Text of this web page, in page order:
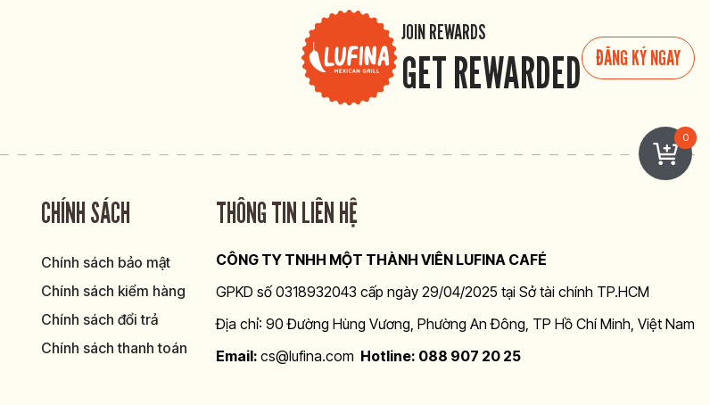
JOIN REWARDS
GET REWARDED ĐĂNG KÝ NGAY
CHÍNH SÁCH
Chính sách bảo mật
Chính sách kiểm hàng
Chính sách đổi trả
Chính sách thanh toán
THÔNG TIN LIÊN HỆ
CÔNG TY TNHH MỘT THÀNH VIÊN LUFINA CAFÉ
GPKD số 0318932043 cấp ngày 29/04/2025 tại Sở tài chính TP.HCM
Địa chỉ: 90 Đường Hùng Vương, Phường An Đông, TP Hồ Chí Minh, Việt Nam
Email: cs@lufina.com Hotline: 088 907 20 25
0